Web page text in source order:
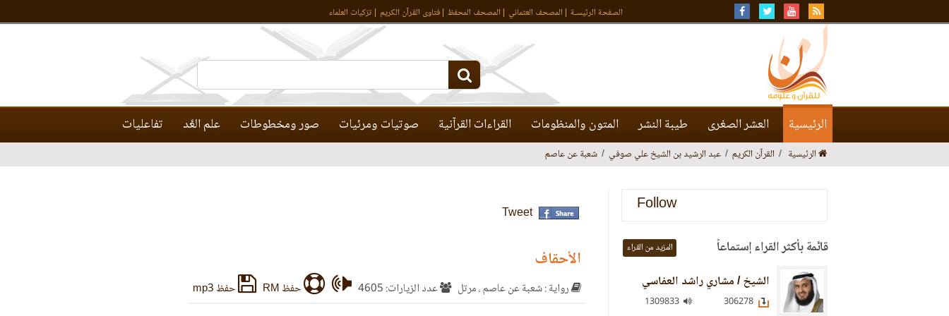
الصفحة الرئيسـة المصحف العثماني المصحف المحفظ فتاوى القرآن الكريم تزكيات العلماء
الرئيسية العشر الصغرى طيبة النشر المتون والمنظومات القراءات القرآنية صوتيات ومرئيات صور ومخطوطات علم العَّد تفاعليات
الرئيسية القرآن الكريم عبد الرشيد بن الشيخ علي صوفي شعبة عن عاصم
Tweet
الأحقاف
رواية : شعبة عن عاصم ، مرتل عدد الزيارات: 4605 حفظ RM حفظ mp3
Follow
قائمة بأكثر القراء إستماعاً المزيد من القراء
الشيخ / مشاري راشد العفاسي